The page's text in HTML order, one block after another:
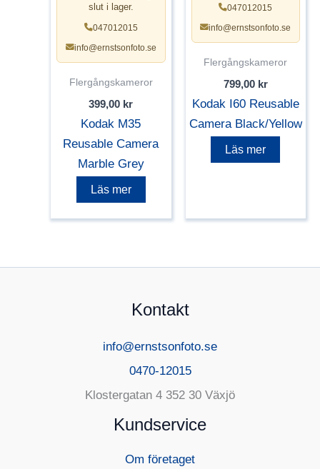
slut i lager.
047012015
info@ernstsonfoto.se
Flergångskameror
399,00 kr
Kodak M35
Reusable Camera
Marble Grey
Läs mer
047012015
info@ernstsonfoto.se
Flergångskameror
799,00 kr
Kodak I60 Reusable
Camera Black/Yellow
Läs mer
Kontakt
info@ernstsonfoto.se
0470-12015
Klostergatan 4 352 30 Växjö
Kundservice
Om företaget